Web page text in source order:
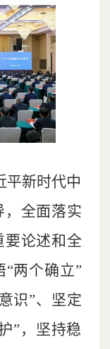
平新时代中
，全面落实
要论述和全
“两个确立”
识”、坚定
”，坚持稳